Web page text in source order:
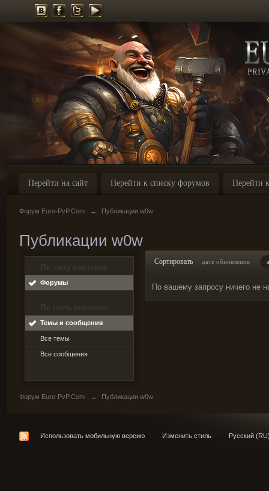
Перейти на сайт Перейти к списку форумов Перейти
Форум Euro-PvP.Com → Публикации w0w
Публикации w0w
По типу контента
Форумы
По пользователю
Темы и сообщения
Все темы
Все сообщения
Сортировать дате обновления
По вашему запросу ничего не
Форум Euro-PvP.Com → Публикации w0w
Использовать мобильную версию Изменить стиль Русский